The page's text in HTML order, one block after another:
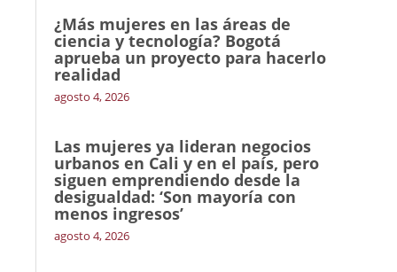
¿Más mujeres en las áreas de
ciencia y tecnología? Bogotá
aprueba un proyecto para hacerlo
realidad
agosto 4, 2026
Las mujeres ya lideran negocios
urbanos en Cali y en el país, pero
siguen emprendiendo desde la
desigualdad: ‘Son mayoría con
menos ingresos’
agosto 4, 2026